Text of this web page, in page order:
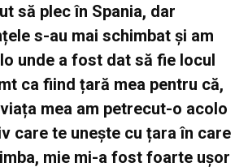
să plec în Spania, dar
s-au mai schimbat și am
unde a fost dat să fie locul
ca fiind țară mea pentru că,
mea am petrecut-o acolo
care te unește cu țara în care
mie mi-a fost foarte ușor